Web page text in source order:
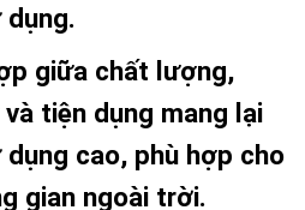
giữa chất lượng,
tiện dụng mang lại
cao, phù hợp cho
gian ngoài trời.